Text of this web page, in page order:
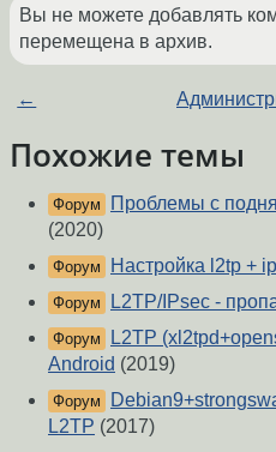
Вы не можете добавлять
перемещена в архив.
←
Похожие темы
Форум
Проблемы с
(2020)
Форум Настройка l2tp +
Форум L2TP/IPsec -
Форум
L2TP
Android (2019)
Форум
L2TP (2017)